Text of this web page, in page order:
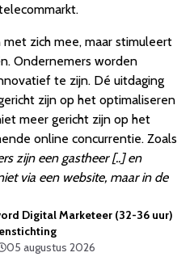
zich mee, maar stimuleert
Ondernemers worden
te zijn. Dé uitdaging
zijn op het optimaliseren
meer gericht zijn op het
online concurrentie. Zoals
zijn een gastheer [..] en
via een website, maar in de
Digital Marketeer (32-36 uur)
05 augustus 2026